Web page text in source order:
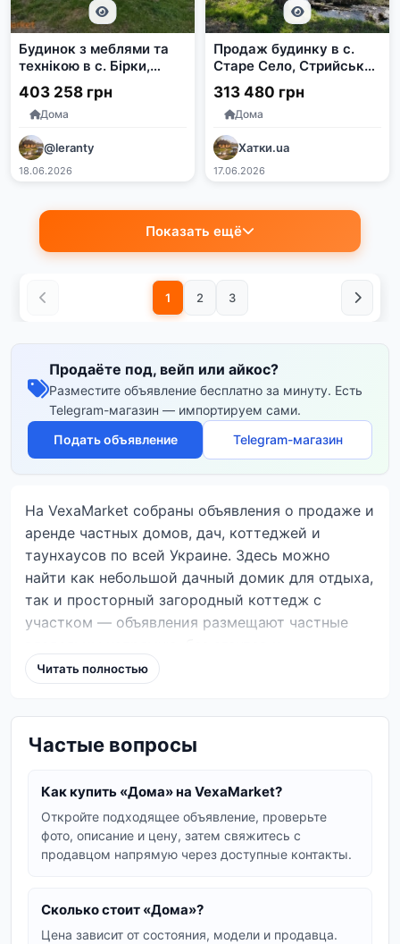
Будинок з меблями та
технікою в с. Бірки,
Кіровоградська
область
403 258 грн
Дома
@leranty
18.06.2026
Продаж будинку в с.
Старе Село, Стрийський
район, Львівська
область
313 480 грн
Дома
Хатки.ua
17.06.2026
Показать ещё
1 2 3
Продаёте под, вейп или айкос?
Разместите объявление бесплатно за минуту. Есть
Telegram-магазин — импортируем сами.
Подать объявление
Telegram-магазин
На VexaMarket собраны объявления о продаже и
аренде частных домов, дач, коттеджей и
таунхаусов по всей Украине. Здесь можно
найти как небольшой дачный домик для отдыха,
так и просторный загородный коттедж с
участком — объявления размещают частные
посредников.
регионах страны: сельские усадьбы,
пригородные коттеджи, таунхаусы, дачи и дома
цене, площади, количеству комнат, этажности и
состоянию — это помогает быстро найти
подходящий вариант. Связаться с продавцом
можно напрямую через контакты в объявлении.
разместите объявление бесплатно. Укажите
площадь, тип постройки, количество комнат,
Читать полностью
Частые вопросы
Как купить «Дома» на VexaMarket?
Откройте подходящее объявление, проверьте
фото, описание и цену, затем свяжитесь с
продавцом напрямую через доступные контакты.
Сколько стоит «Дома»?
Цена зависит от состояния, модели и продавца.